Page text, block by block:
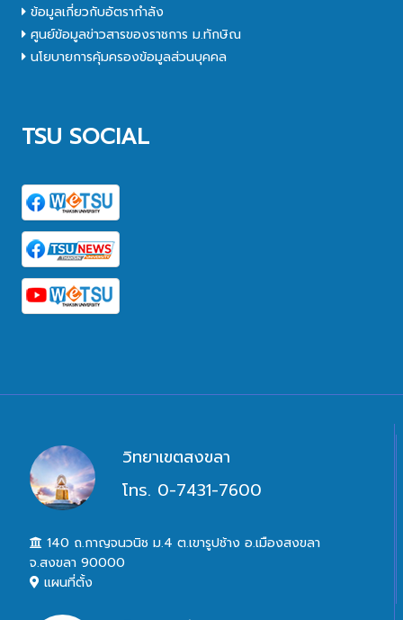
ข้อมูลเกี่ยวกับอัตรากำลัง
ศูนย์ข้อมูลข่าวสารของราชการ ม.ทักษิณ
นโยบายการคุ้มครองข้อมูลส่วนบุคคล
TSU SOCIAL
วิทยาเขตสงขลา
โทร. 0-7431-7600
140 ถ.กาญจนวนิช ม.4 ต.เขารูปช้าง อ.เมืองสงขลา
จ.สงขลา 90000
แผนที่ตั้ง